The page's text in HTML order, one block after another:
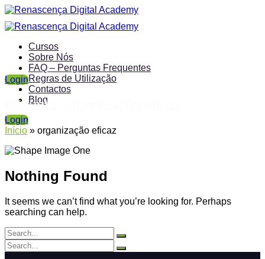
Cursos
Sobre Nós
FAQ – Perguntas Frequentes
Regras de Utilização
Contactos
Blog
Login
Login
Etiqueta:
Início » organização eficaz
Nothing Found
It seems we can’t find what you’re looking for. Perhaps
searching can help.